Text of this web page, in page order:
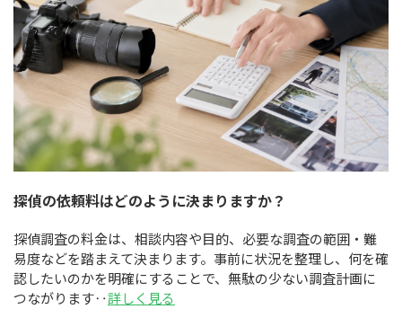
探偵の依頼料はどのように決まりますか？
探偵調査の料金は、相談内容や目的、必要な調査の範囲・難
易度などを踏まえて決まります。事前に状況を整理し、何を確
認したいのかを明確にすることで、無駄の少ない調査計画に
つながります‥詳しく見る